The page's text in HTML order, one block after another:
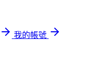
我的帳號